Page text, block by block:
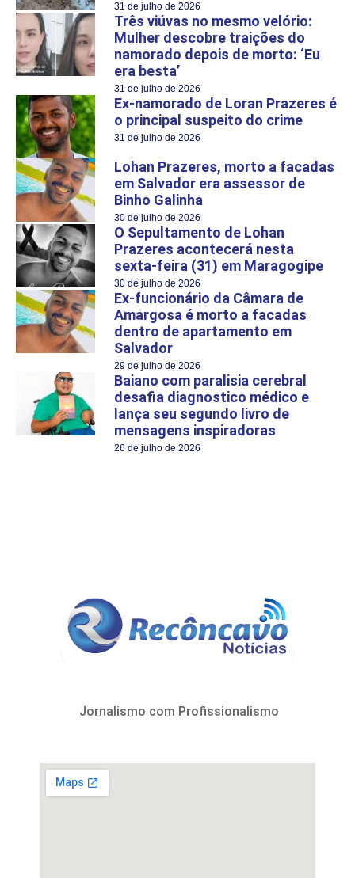
31 de julho de 2026
Três viúvas no mesmo velório:
Mulher descobre traições do
namorado depois de morto: ‘Eu
era besta’
31 de julho de 2026
Ex-namorado de Loran Prazeres é
o principal suspeito do crime
31 de julho de 2026
Lohan Prazeres, morto a facadas
em Salvador era assessor de
Binho Galinha
30 de julho de 2026
O Sepultamento de Lohan
Prazeres acontecerá nesta
sexta-feira (31) em Maragogipe
30 de julho de 2026
Ex-funcionário da Câmara de
Amargosa é morto a facadas
dentro de apartamento em
Salvador
29 de julho de 2026
Baiano com paralisia cerebral
desafia diagnostico médico e
lança seu segundo livro de
mensagens inspiradoras
26 de julho de 2026
Jornalismo com Profissionalismo